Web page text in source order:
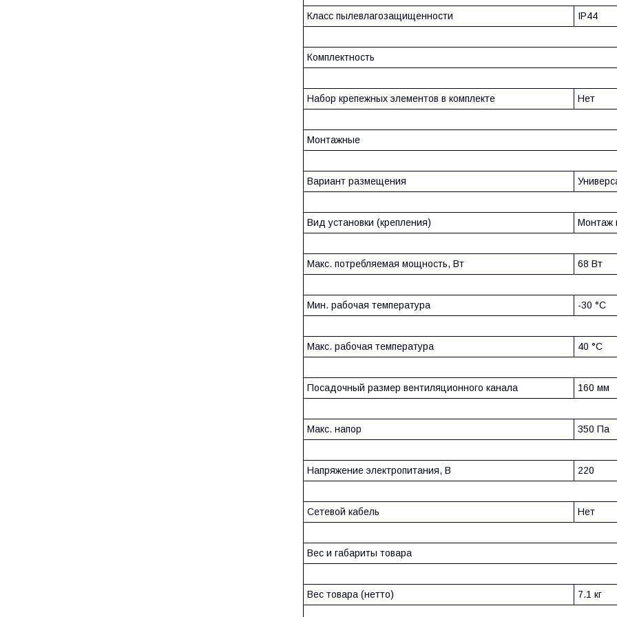
Класс пылевлагозащищенности IP44
Комплектность
Набор крепежных элементов в комплекте Нет
Монтажные
Вариант размещения
Вид установки (крепления) Монтаж
Макс. потребляемая мощность, Вт 68 Вт
Мин. рабочая температура -30 °С
Макс. рабочая температура 40 °С
Посадочный размер вентиляционного канала 160 мм
Макс. напор 350 Па
Напряжение электропитания, В 220
Сетевой кабель Нет
Вес и габариты товара
Вес товара (нетто) 7.1 кг